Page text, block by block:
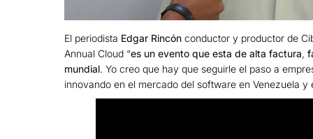
El periodista Edgar Rincónconductor y productor de
Annual Cloud “es un evento que esta de alta factura,
mundial. Yo creo que hay que seguirle el paso a
innovando en el mercado del software en Venezuela y